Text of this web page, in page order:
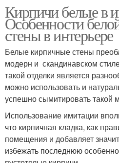
Кирпичи белые в
Особенности
стены в интерьере
Белые кирпичные стены
модерн и скандинавском
такой отделки является
можно использовать и
успешно сымитировать такой
Использование имитации
что кирпичная кладка, как
помещения и добавляет
избежать последнюю